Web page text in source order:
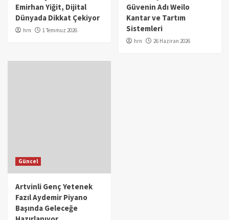
Emirhan Yiğit, Dijital
Dünyada Dikkat Çekiyor
hrn 1 Temmuz 2026
Güvenin Adı Weilo
Kantar ve Tartım
Sistemleri
hrn 26 Haziran 2026
Güncel
Artvinli Genç Yetenek
Fazıl Aydemir Piyano
Başında Geleceğe